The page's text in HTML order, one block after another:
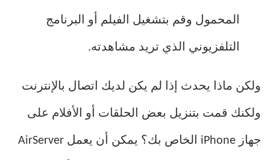
المحمول وقم بتشغيل الفيلم أو البرنامج
التلفزيوني الذي تريد مشاهدته.
ولكن ماذا يحدث إذا لم يكن لديك اتصال بالإنترنت
ولكنك قمت بتنزيل بعض الحلقات أو الأفلام على
جهاز iPhone الخاص بك؟ يمكن أن يعمل AirServer